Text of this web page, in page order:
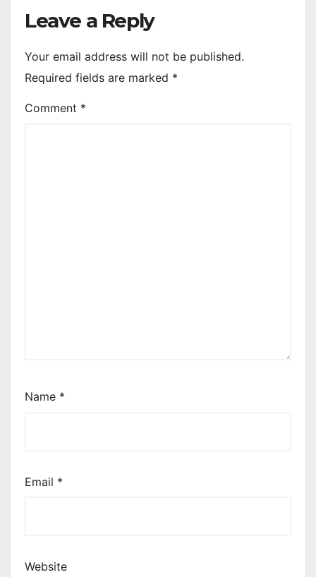
Leave a Reply
Your email address will not be published.
Required fields are marked *
Comment *
Name *
Email *
Website